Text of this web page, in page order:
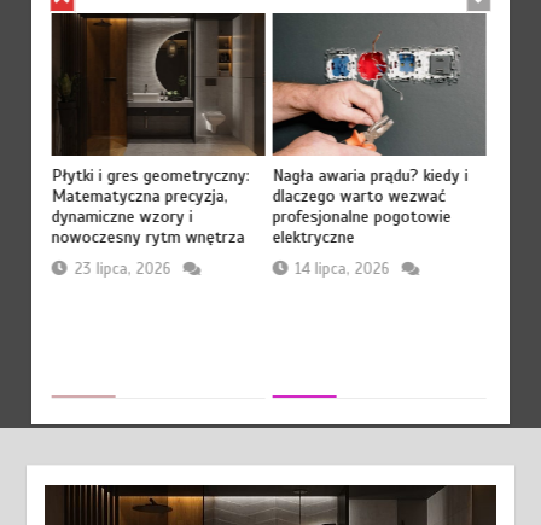
Płytki i gres geometryczny:
Matematyczna precyzja,
dynamiczne wzory i
nowoczesny rytm wnętrza
23 lipca, 2026
Nagła awaria prądu? kiedy i
dlaczego warto wezwać
profesjonalne pogotowie
elektryczne
14 lipca, 2026